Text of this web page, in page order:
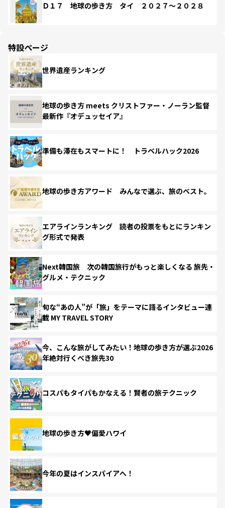
Ｄ１７ 地球の歩き方 タイ ２０２７～２０２８
特設ページ
世界遺産ランキング
地球の歩き方 meets クリストファー・ノーラン監督
最新作『オデュッセイア』
準備も滞在もスマートに！ トラベルハック2026
地球の歩き方アワード みんなで選ぶ、旅のベスト。
エアラインランキング 読者の投票をもとにランキン
グ形式で発表
Next韓国旅 次の韓国旅行がもっと楽しくなる 旅先・
グルメ・テクニック
旬な“あの人”が「旅」をテーマに語るインタビュー連
載 MY TRAVEL STORY
今、こんな旅がしてみたい！地球の歩き方が選ぶ2026
年絶対行くべき旅先30
コスパもタイパもかなえる！賢者の旅テクニック
地球の歩き方♥偏愛ハワイ
今年の夏はインスパイアへ！